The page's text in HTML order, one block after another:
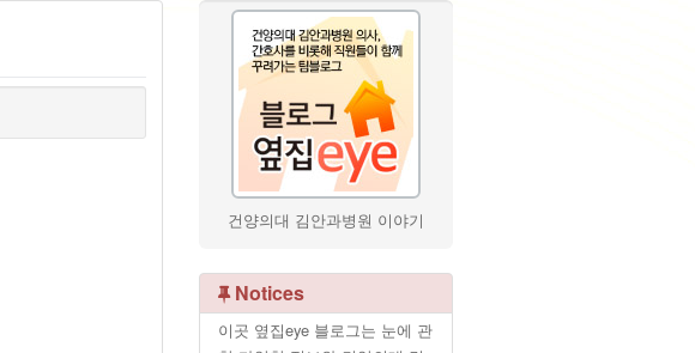
건양의대 김안과병원 이야기
Notices
이곳 옆집eye 블로그는 눈에 관